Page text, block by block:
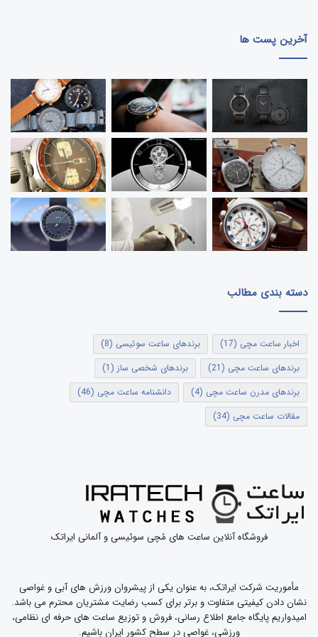
ظهر است.
ساعت های مچی ۲۴ ساعته
معمولن تک عقربه بوده و
نمایش زمان بصورت ساعت در شبانه روز صورت می گیرد.
شاید عجیب به نظر برسد اما از ابتدا تاریخ نمایش
ساعت با یک نشانگر صورت میگرفت. تنها اخیرن ساعت
ها با ابداع عقربه نمایشگر دقیقه و ثانیه پیچیده تر
شدند.
معروفترین برندهای ساعت های مچی ۲۴ ساعته تک
عقربه برند سوئیسیSLOW SWISSو برند آلمانی
BOTTA DESIGN
هستند. برندهای با پرستیژ دیگری از
قبیلJacquet Drozنیز یک مدل خاص از این ساعت
ها در کلکسیون خودشان دارند.
ساعته به همراه دو یا سه عقربه تولید می کنند. در این
مدل ساعت ها، عقربه ساعت شمار در کل روز فقط یک
ثانیه شمار در هر ساعت دور کاملی را انجام میدهند.
آخرین پست ها
دسته بندی مطالب
اخبار ساعت مچی (17) برندهای ساعت سوئیسی (8)
برندهای ساعت مچی (21) برندهای شخصی ساز (1)
برندهای مدرن ساعت مچی (4) دانشنامه ساعت مچی (46)
مقالات ساعت مچی (34)
فروشگاه آنلاین ساعت های مُچی سوئیسی و آلمانی ایراتک
مأموریت شرکت ایراتک، به عنوان یکی از پیشروان ورزش های آبی و غواصی
نشان دادن کیفیتی متفاوت و برتر برای کسب رضایت مشتریان محترم می باشد.
امیدواریم پایگاه جامع اطلاع رسانی، فروش و توزیع ساعت های حرفه ای نظامی،
ورزشی، غواصی در سطح کشور ایران باشیم.